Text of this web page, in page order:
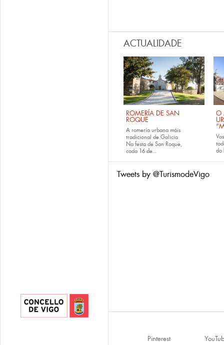
ACTUALIDADE
ROMERÍA DE SAN
ROQUE
A romería urbana máis
tradicional de Galicia
Na festa de San Roque,
cada 16 de...
O
do
Tweets by @TurismodeVigo
Pinterest